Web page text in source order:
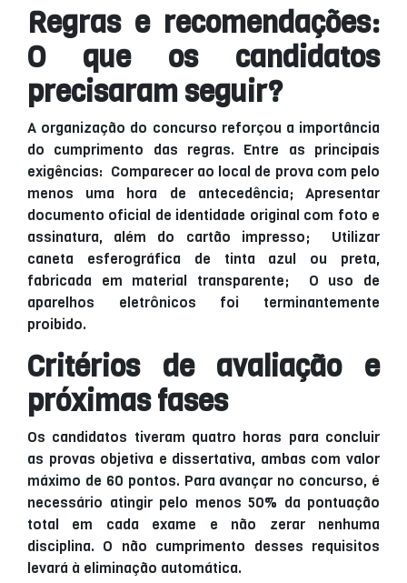
Regras e recomendações:
O que os candidatos
precisaram seguir?
A organização do concurso reforçou a importância
do cumprimento das regras. Entre as principais
exigências: Comparecer ao local de prova com pelo
menos uma hora de antecedência; Apresentar
documento oficial de identidade original com foto e
assinatura, além do cartão impresso; Utilizar
caneta esferográfica de tinta azul ou preta,
fabricada em material transparente; O uso de
aparelhos eletrônicos foi terminantemente
proibido.
Critérios de avaliação e
próximas fases
Os candidatos tiveram quatro horas para concluir
as provas objetiva e dissertativa, ambas com valor
máximo de 60 pontos. Para avançar no concurso, é
necessário atingir pelo menos 50% da pontuação
total em cada exame e não zerar nenhuma
disciplina. O não cumprimento desses requisitos
levará à eliminação automática.